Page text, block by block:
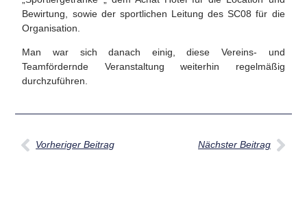
Bewirtung, sowie der sportlichen Leitung des SC08 für die
Organisation.
Man war sich danach einig, diese Vereins- und
Teamfördernde Veranstaltung weiterhin regelmäßig
durchzuführen.
Vorheriger Beitrag Nächster Beitrag